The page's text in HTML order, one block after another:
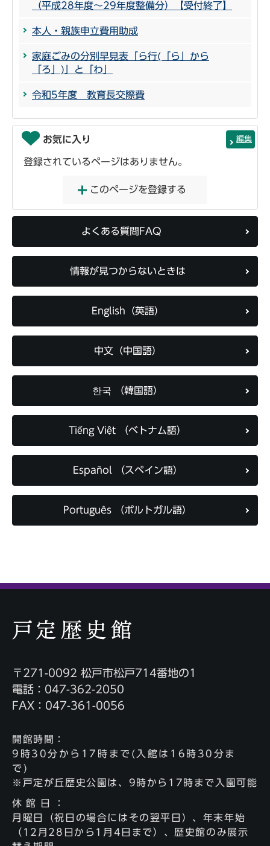
（平成28年度～29年度整備分）【受付終了】
本人・親族申立費用助成
家庭ごみの分別早見表「ら行(「ら」から
「ろ」)」と「わ」
令和5年度 教育長交際費
お気に入り 編集
登録されているページはありません。
このページを登録する
よくある質問FAQ
情報が見つからないときは
English（英語）
中文（中国語）
한국 （韓国語）
Tiếng Việt （ベトナム語）
Español （スペイン語）
Português （ポルトガル語）
〒271-0092 松戸市松戸714番地の1
電話：047-362-2050
FAX：047-361-0056
開館時間
：
9時30分から17時まで(入館は16時30分ま
で)
※戸定が丘歴史公園は、9時から17時まで入園可能
休館日
：
月曜日（祝日の場合にはその翌平日）、年末年始
（12月28日から1月4日まで）、歴史館のみ展示